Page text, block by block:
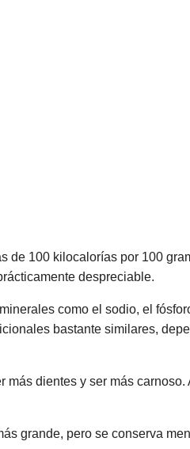
de 100 kilocalorías por 100
despreciable.
como el sodio, el
bastante similares,
dientes y ser más
grande, pero se conserva